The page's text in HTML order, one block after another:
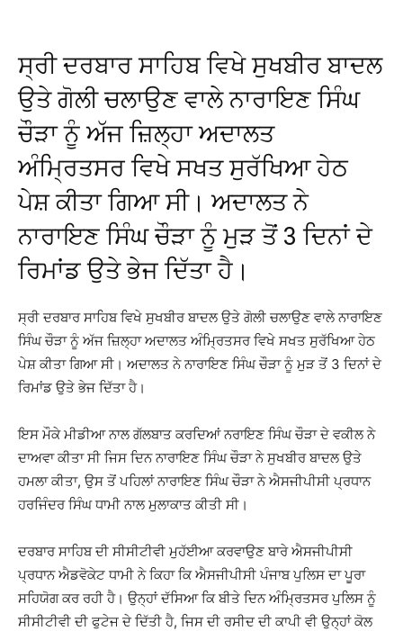
ਸ੍ਰੀ ਦਰਬਾਰ ਸਾਹਿਬ ਵਿਖੇ ਸੁਖਬੀਰ ਬਾਦਲ
ਉਤੇ ਗੋਲੀ ਚਲਾਉਣ ਵਾਲੇ ਨਾਰਾਇਣ ਸਿੰਘ
ਚੌੜਾ ਨੂੰ ਅੱਜ ਜ਼ਿਲ੍ਹਾ ਅਦਾਲਤ
ਅੰਮ੍ਰਿਤਸਰ ਵਿਖੇ ਸਖਤ ਸੁਰੱਖਿਆ ਹੇਠ
ਪੇਸ਼ ਕੀਤਾ ਗਿਆ ਸੀ। ਅਦਾਲਤ ਨੇ
ਨਾਰਾਇਣ ਸਿੰਘ ਚੌੜਾ ਨੂੰ ਮੁੜ ਤੋਂ 3 ਦਿਨਾਂ ਦੇ
ਰਿਮਾਂਡ ਉਤੇ ਭੇਜ ਦਿੱਤਾ ਹੈ।
ਸ੍ਰੀ ਦਰਬਾਰ ਸਾਹਿਬ ਵਿਖੇ ਸੁਖਬੀਰ ਬਾਦਲ ਉਤੇ ਗੋਲੀ ਚਲਾਉਣ ਵਾਲੇ ਨਾਰਾਇਣ
ਸਿੰਘ ਚੌੜਾ ਨੂੰ ਅੱਜ ਜ਼ਿਲ੍ਹਾ ਅਦਾਲਤ ਅੰਮ੍ਰਿਤਸਰ ਵਿਖੇ ਸਖਤ ਸੁਰੱਖਿਆ ਹੇਠ
ਪੇਸ਼ ਕੀਤਾ ਗਿਆ ਸੀ। ਅਦਾਲਤ ਨੇ ਨਾਰਾਇਣ ਸਿੰਘ ਚੌੜਾ ਨੂੰ ਮੁੜ ਤੋਂ 3 ਦਿਨਾਂ ਦੇ
ਰਿਮਾਂਡ ਉਤੇ ਭੇਜ ਦਿੱਤਾ ਹੈ।
ਇਸ ਮੌਕੇ ਮੀਡੀਆ ਨਾਲ ਗੱਲਬਾਤ ਕਰਦਿਆਂ ਨਰਾਇਣ ਸਿੰਘ ਚੌੜਾ ਦੇ ਵਕੀਲ ਨੇ
ਦਾਅਵਾ ਕੀਤਾ ਸੀ ਜਿਸ ਦਿਨ ਨਾਰਾਇਣ ਸਿੰਘ ਚੌੜਾ ਨੇ ਸੁਖਬੀਰ ਬਾਦਲ ਉਤੇ
ਹਮਲਾ ਕੀਤਾ, ਉਸ ਤੋਂ ਪਹਿਲਾਂ ਨਾਰਾਇਣ ਸਿੰਘ ਚੌੜਾ ਨੇ ਐਸਜੀਪੀਸੀ ਪ੍ਰਧਾਨ
ਹਰਜਿੰਦਰ ਸਿੰਘ ਧਾਮੀ ਨਾਲ ਮੁਲਾਕਾਤ ਕੀਤੀ ਸੀ।
ਦਰਬਾਰ ਸਾਹਿਬ ਦੀ ਸੀਸੀਟੀਵੀ ਮੁਹੱਈਆ ਕਰਵਾਉਣ ਬਾਰੇ ਐਸਜੀਪੀਸੀ
ਪ੍ਰਧਾਨ ਐਡਵੋਕੇਟ ਧਾਮੀ ਨੇ ਕਿਹਾ ਕਿ ਐਸਜੀਪੀਸੀ ਪੰਜਾਬ ਪੁਲਿਸ ਦਾ ਪੂਰਾ
ਸਹਿਯੋਗ ਕਰ ਰਹੀ ਹੈ। ਉਨ੍ਹਾਂ ਦੱਸਿਆ ਕਿ ਬੀਤੇ ਦਿਨ ਅੰਮ੍ਰਿਤਸਰ ਪੁਲਿਸ ਨੂੰ
ਸੀਸੀਟੀਵੀ ਦੀ ਫੁਟੇਜ ਦੇ ਦਿੱਤੀ ਹੈ, ਜਿਸ ਦੀ ਰਸੀਦ ਦੀ ਕਾਪੀ ਵੀ ਉਨ੍ਹਾਂ ਕੋਲ